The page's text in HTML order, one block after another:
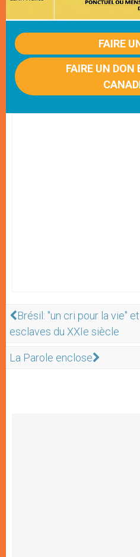
FAIRE
FAIRE UN DON
Brésil: "un cri pour la vie"
esclaves du XXIe siècle
La Parole enclose